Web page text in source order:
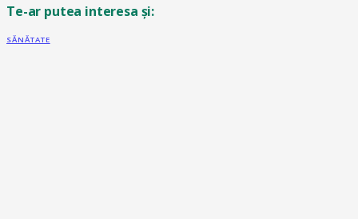
Te-ar putea interesa și:
SĂNĂTATE